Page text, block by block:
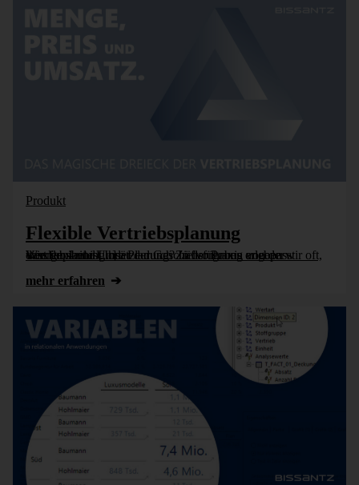
Produkt
Flexible Vertriebsplanung
Wie flexibel ist Ihre Pla­nung? In der Praxis er­leben wir oft, dass ge­plante Um­sätze durch Ziel­vor­gaben von der Vertriebs­leitung oder der Geschäfts­führung an­ge­passt werden – und [...]
mehr erfahren